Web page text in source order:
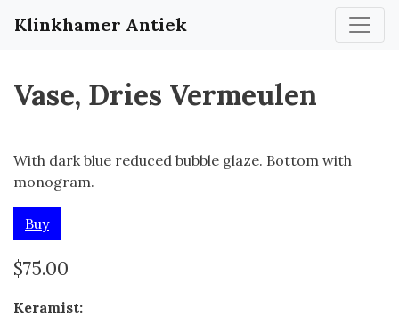
Klinkhamer Antiek
Vase, Dries Vermeulen
With dark blue reduced bubble glaze. Bottom with
monogram.
Buy
$75.00
Keramist: